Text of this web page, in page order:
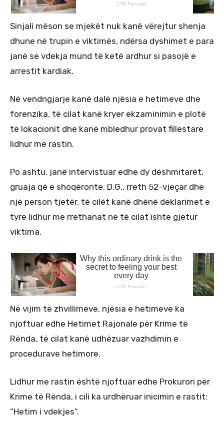
Sinjali mëson se mjekët nuk kanë vërejtur shenja
dhune në trupin e viktimës, ndërsa dyshimet e para
janë se vdekja mund të ketë ardhur si pasojë e
arrestit kardiak.
Në vendngjarje kanë dalë njësia e hetimeve dhe
forenzika, të cilat kanë kryer ekzaminimin e plotë
të lokacionit dhe kanë mbledhur provat fillestare
lidhur me rastin.
Po ashtu, janë intervistuar edhe dy dëshmitarët,
gruaja që e shoqëronte, D.G., rreth 52-vjeçar dhe
një person tjetër, të cilët kanë dhënë deklarimet e
tyre lidhur me rrethanat në të cilat ishte gjetur
viktima.
Në vijim të zhvillimeve, njësia e hetimeve ka
njoftuar edhe Hetimet Rajonale për Krime të
Rënda, të cilat kanë udhëzuar vazhdimin e
procedurave hetimore.
Lidhur me rastin është njoftuar edhe Prokurori për
Krime të Rënda, i cili ka urdhëruar inicimin e rastit:
“Hetim i vdekjes”.